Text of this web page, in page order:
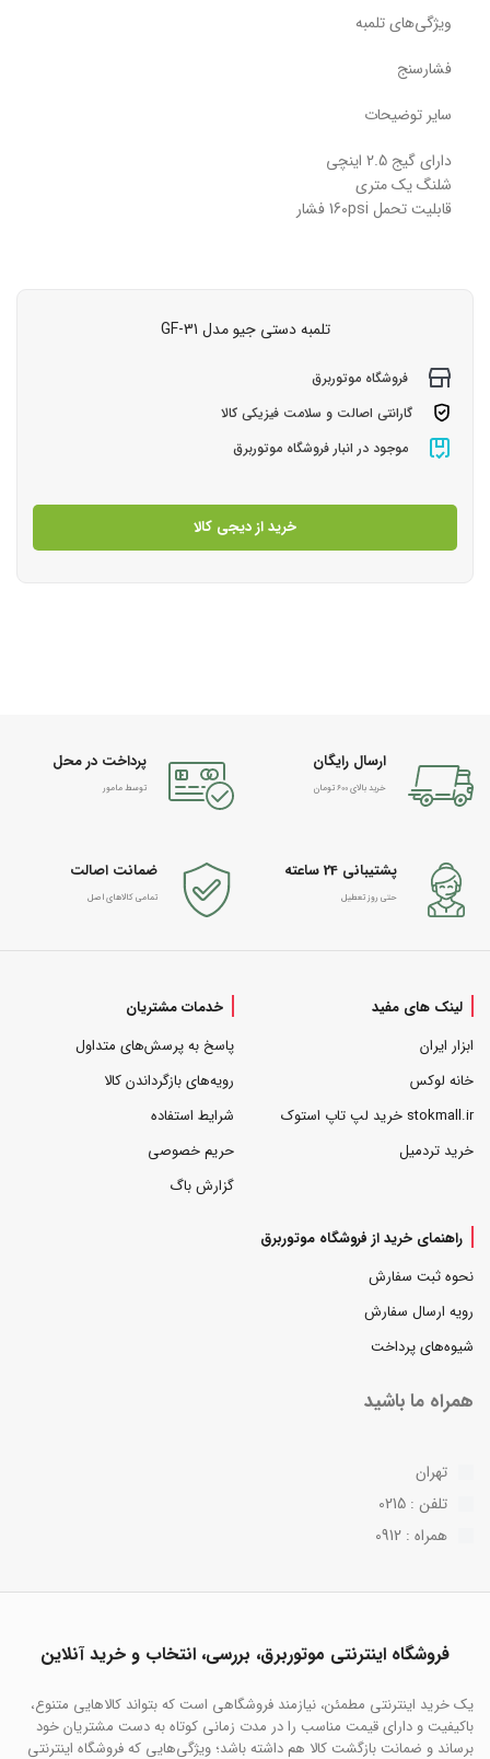
ویژگی‌های تلمبه
فشارسنج
سایر توضیحات
دارای گیج 2.5 اینچی
شلنگ یک متری
قابلیت تحمل 160psi فشار
تلمبه دستی جیو مدل GF-31
فروشگاه موتوربرق
گارانتی اصالت و سلامت فیزیکی کالا
موجود در انبار فروشگاه موتوربرق
خرید از دیجی کالا
ارسال رایگان
خرید بالای 600 تومان
پرداخت در محل
توسط مامور
پشتیبانی 24 ساعته
حتی روز تعطیل
ضمانت اصالت
تمامی کالاهای اصل
لینک های مفید
ابزار ایران
خانه لوکس
stokmall.ir خرید لپ تاپ استوک
خرید تردمیل
خدمات مشتریان
پاسخ به پرسش‌های متداول
رویه‌های بازگرداندن کالا
شرایط استفاده
حریم خصوصی
گزارش باگ
راهنمای خرید از فروشگاه موتوربرق
نحوه ثبت سفارش
رویه ارسال سفارش
شیوه‌های پرداخت
همراه ما باشید
تهران
تلفن : 0215
همراه : 0912
فروشگاه اینترنتی موتوربرق، بررسی، انتخاب و خرید آنلاین
یک خرید اینترنتی مطمئن، نیازمند فروشگاهی است که بتواند کالاهایی متنوع،
باکیفیت و دارای قیمت مناسب را در مدت زمانی کوتاه به دست مشتریان خود
برساند و ضمانت بازگشت کالا هم داشته باشد؛ ویژگی‌هایی که فروشگاه اینترنتی